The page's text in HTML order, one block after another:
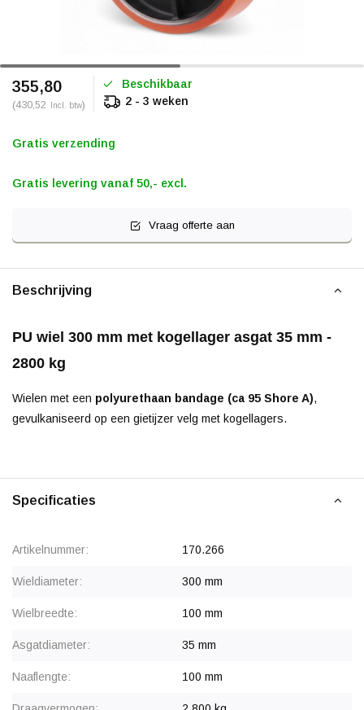
355,80
(430,52 Incl. btw)
Beschikbaar
2 - 3 weken
Gratis verzending
Gratis levering vanaf 50,- excl.
Vraag offerte aan
Beschrijving
PU wiel 300 mm met kogellager asgat 35 mm -
2800 kg
Wielen met een polyurethaan bandage (ca 95 Shore A),
gevulkaniseerd op een gietijzer velg met kogellagers.
Specificaties
Artikelnummer: 170.266
Wieldiameter: 300 mm
Wielbreedte: 100 mm
Asgatdiameter: 35 mm
Naaflengte: 100 mm